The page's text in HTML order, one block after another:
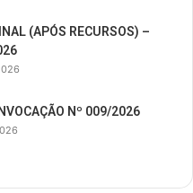
(APÓS RECURSOS) –
Nº 009/2026